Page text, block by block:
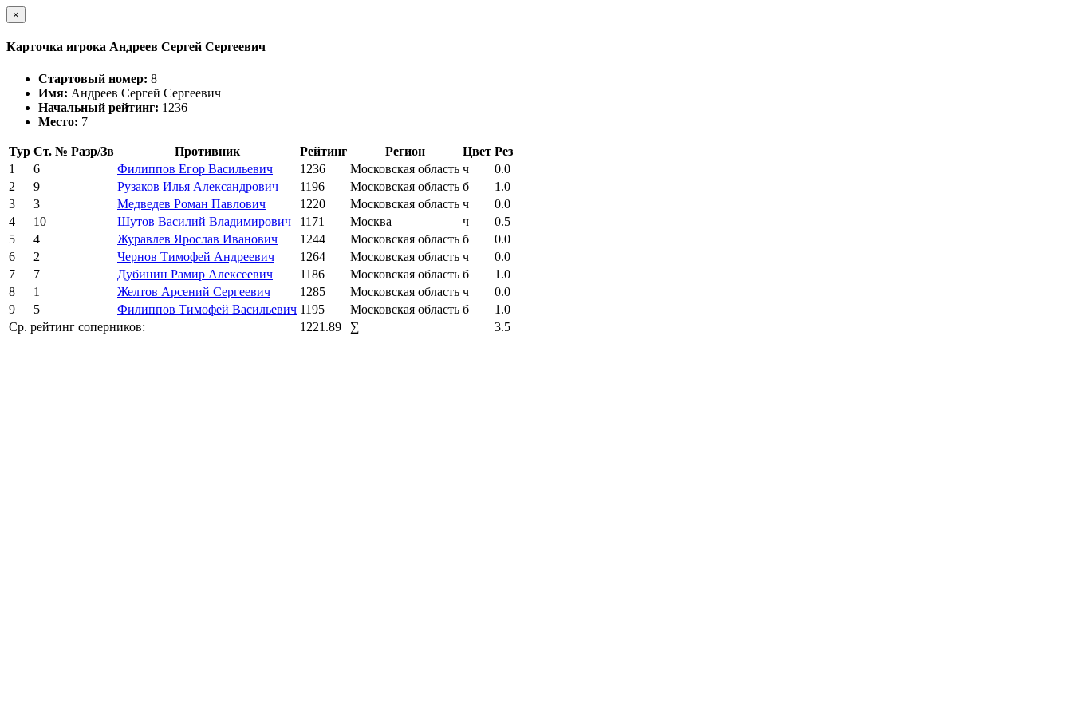
×
Карточка игрока Андреев Сергей Сергеевич
Стартовый номер: 8
Имя: Андреев Сергей Сергеевич
Начальный рейтинг: 1236
Место: 7
Тур Ст. № Разр/Зв Противник Рейтинг Регион Цвет Рез
1
6 Филиппов Егор Васильевич 1236 Московская область ч
0.0
2
9 Рузаков Илья Александрович 1196 Московская область б
1.0
3
3 Медведев Роман Павлович 1220 Московская область ч
0.0
4
10 Шутов Василий Владимирович 1171 Москва ч
0.5
5
4 Журавлев Ярослав Иванович 1244 Московская область б
0.0
6
2 Чернов Тимофей Андреевич 1264 Московская область ч
0.0
7
7 Дубинин Рамир Алексеевич 1186 Московская область б
1.0
8
1 Желтов Арсений Сергеевич 1285 Московская область ч
0.0
9
5 Филиппов Тимофей Васильевич 1195 Московская область б
1.0
Ср. рейтинг соперников:
1221.89 ∑ 3.5